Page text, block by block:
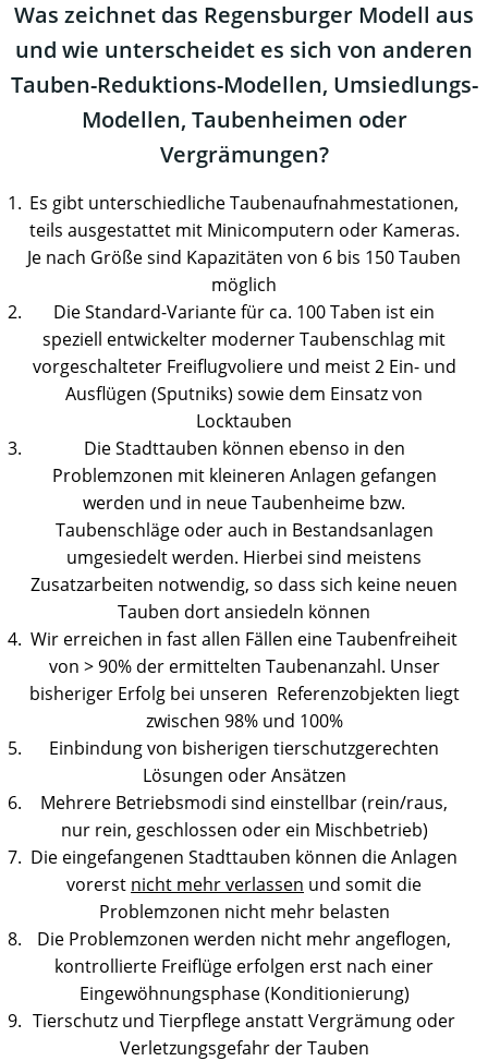
Was zeichnet das Regensburger Modell aus
und wie unterscheidet es sich von anderen
Tauben-Reduktions-Modellen, Umsiedlungs-
Modellen, Taubenheimen oder
Vergrämungen?
Es gibt unterschiedliche Taubenaufnahmestationen,
teils ausgestattet mit Minicomputern oder Kameras.
Je nach Größe sind Kapazitäten von 6 bis 150 Tauben
möglich
Die Standard-Variante für ca. 100 Taben ist ein
speziell entwickelter moderner Taubenschlag mit
vorgeschalteter Freiflugvoliere und meist 2 Ein- und
Ausflügen (Sputniks) sowie dem Einsatz von
Locktauben
Die Stadttauben können ebenso in den
Problemzonen mit kleineren Anlagen gefangen
werden und in neue Taubenheime bzw.
Taubenschläge oder auch in Bestandsanlagen
umgesiedelt werden. Hierbei sind meistens
Zusatzarbeiten notwendig, so dass sich keine neuen
Tauben dort ansiedeln können
Wir erreichen in fast allen Fällen eine Taubenfreiheit
von > 90% der ermittelten Taubenanzahl. Unser
bisheriger Erfolg bei unseren Referenzobjekten liegt
zwischen 98% und 100%
Einbindung von bisherigen tierschutzgerechten
Lösungen oder Ansätzen
Mehrere Betriebsmodi sind einstellbar (rein/raus,
nur rein, geschlossen oder ein Mischbetrieb)
Die eingefangenen Stadttauben können die Anlagen
vorerst nicht mehr verlassen und somit die
Problemzonen nicht mehr belasten
Die Problemzonen werden nicht mehr angeflogen,
kontrollierte Freiflüge erfolgen erst nach einer
Eingewöhnungsphase (Konditionierung)
Tierschutz und Tierpflege anstatt Vergrämung oder
Verletzungsgefahr der Tauben